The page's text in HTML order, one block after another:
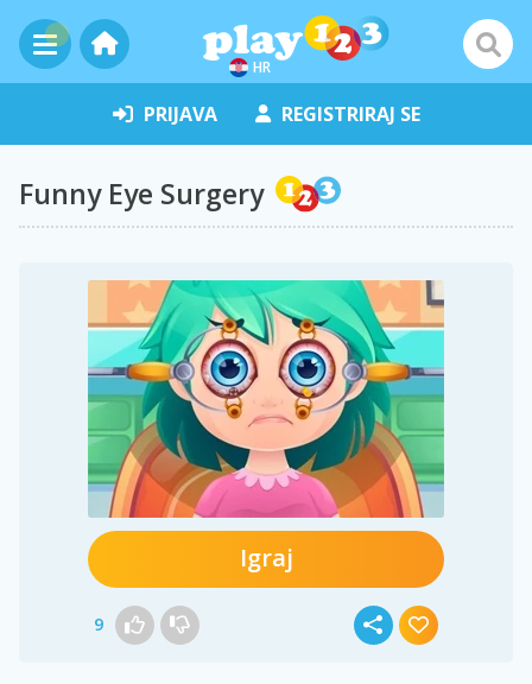
HR
PRIJAVA REGISTRIRAJ SE
Funny Eye Surgery
Igraj
9